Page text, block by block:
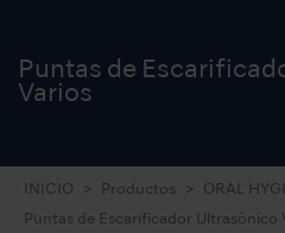
Puntas de
Varios
INICIO Productos ORAL
Puntas de Escarificador Ultrasónico